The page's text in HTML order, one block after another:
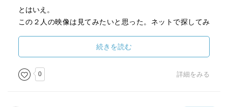
とはいえ。
この２人の映像は見てみたいと思った。ネットで探してみ
続きを読む
0 詳細をみる